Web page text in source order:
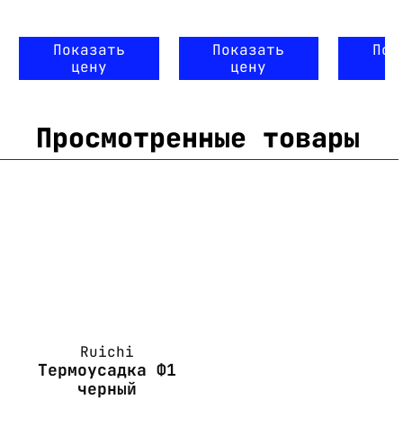
Показать
цену
Показать
цену
Просмотренные товары
Ruichi
Термоусадка Ф1
черный